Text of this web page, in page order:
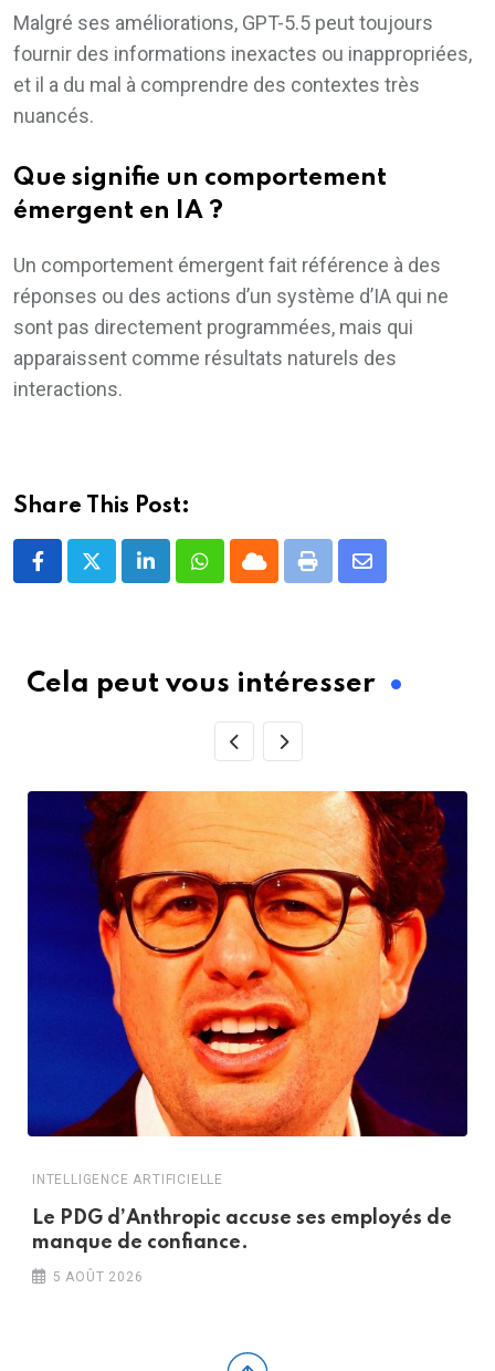
Malgré ses améliorations, GPT-5.5 peut toujours
fournir des informations inexactes ou inappropriées,
et il a du mal à comprendre des contextes très
nuancés.
Que signifie un comportement
émergent en IA ?
Un comportement émergent fait référence à des
réponses ou des actions d’un système d’IA qui ne
sont pas directement programmées, mais qui
apparaissent comme résultats naturels des
interactions.
Share This Post:
LinkedInWhatsapp
CloudPrint
Share
Cela peut vous intéresser
INTELLIGENCE ARTIFICIELLE
Le PDG d’Anthropic accuse ses employés de
manque de confiance.
5 AOÛT 2026